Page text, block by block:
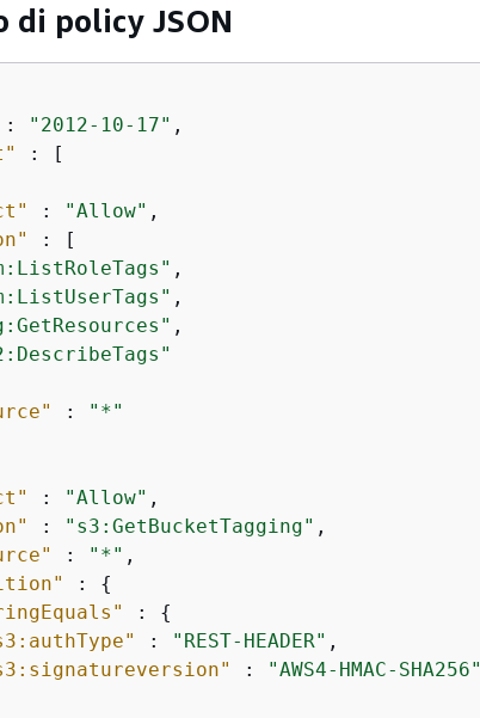
di policy JSON
: "2012-10-17" ,
: [
: "Allow" ,
: [
,
,
,
:
"*"
: "Allow" ,
: "s3:GetBucketTagging" ,
: "*" ,
: {
: {
: "REST-HEADER" ,
:
"AWS4-HMAC-SHA256"